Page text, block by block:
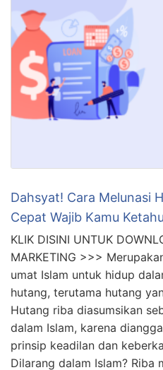
Dahsyat! Cara Melunasi
Cepat Wajib Kamu
KLIK DISINI UNTUK
MARKETING >>>
umat Islam untuk hidup
hutang, terutama hutang
Hutang riba diasumsikan
dalam Islam, karena
prinsip keadilan dan
Dilarang dalam Islam? Riba